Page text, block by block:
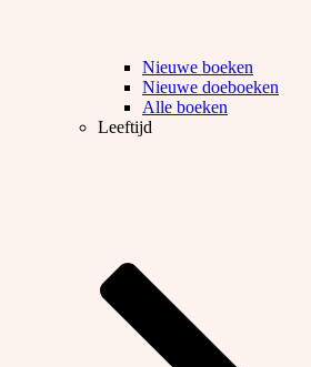
Nieuwe boeken
Nieuwe doeboeken
Alle boeken
Leeftijd